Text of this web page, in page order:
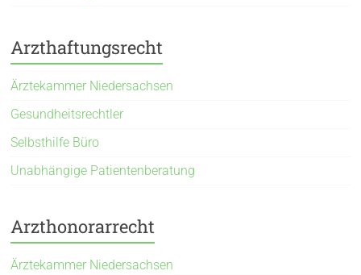
Arzthaftungsrecht
Ärztekammer Niedersachsen
Gesundheitsrechtler
Selbsthilfe Büro
Unabhängige Patientenberatung
Arzthonorarrecht
Ärztekammer Niedersachsen